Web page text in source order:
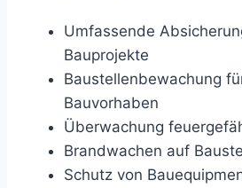
Umfassende
Bauprojekte
Baustellenbewachung
Bauvorhaben
Überwachung
Brandwachen auf
Schutz von